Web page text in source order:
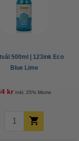
500ml | 123ink Eco
Blue Lime
kr Inkl. 25% Moms